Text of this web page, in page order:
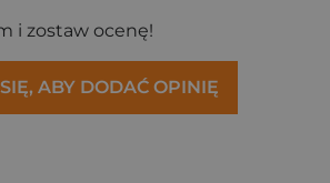
i zostaw ocenę!
ABY DODAĆ OPINIĘ